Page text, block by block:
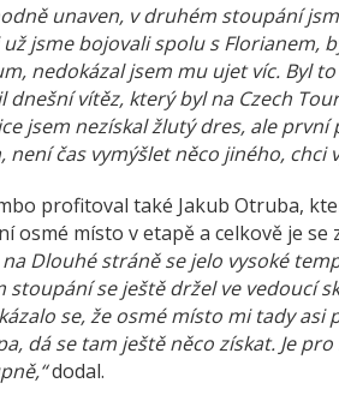
unaven, v druhém stoupání
jsme bojovali spolu s Florianem,
nedokázal jsem mu ujet víc. Byl
dnešní vítěz, který byl na Czech
jsem nezískal žlutý dres, ale
není čas vymýšlet něco jiného, chci
profitoval také Jakub Otruba,
osmé místo v etapě a celkově je
Dlouhé stráně se jelo vysoké
stoupání se ještě držel ve vedoucí
se, že osmé místo mi tady asi
dá se tam ještě něco získat. Je
dodal.